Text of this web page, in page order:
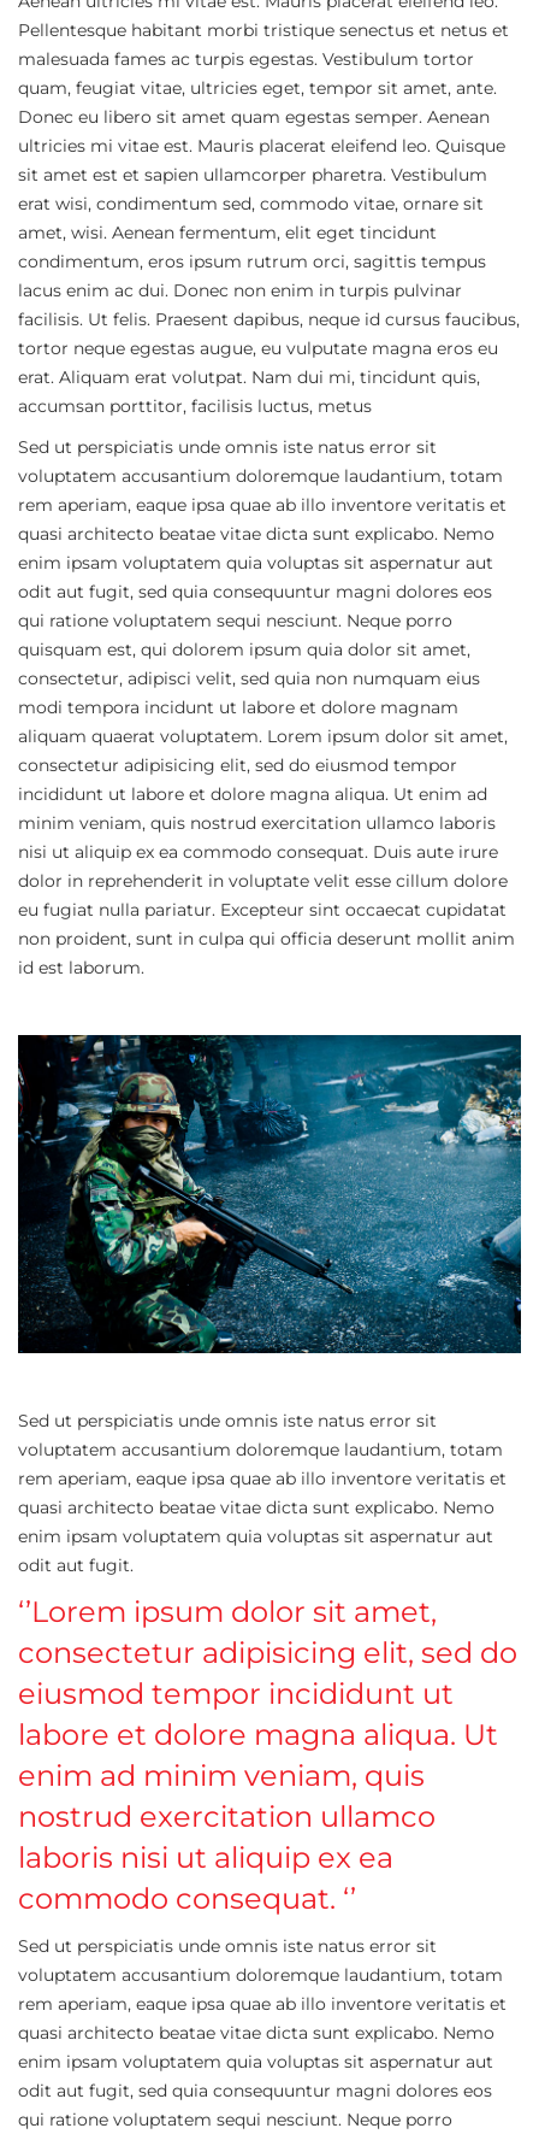
Pellentesque habitant morbi tristique senectus et netus et
malesuada fames ac turpis egestas. Vestibulum tortor
quam, feugiat vitae, ultricies eget, tempor sit amet, ante.
Donec eu libero sit amet quam egestas semper. Aenean
ultricies mi vitae est. Mauris placerat eleifend leo. Quisque
sit amet est et sapien ullamcorper pharetra. Vestibulum
erat wisi, condimentum sed, commodo vitae, ornare sit
amet, wisi. Aenean fermentum, elit eget tincidunt
condimentum, eros ipsum rutrum orci, sagittis tempus
lacus enim ac dui. Donec non enim in turpis pulvinar
facilisis. Ut felis. Praesent dapibus, neque id cursus faucibus,
tortor neque egestas augue, eu vulputate magna eros eu
erat. Aliquam erat volutpat. Nam dui mi, tincidunt quis,
accumsan porttitor, facilisis luctus, metus
Sed ut perspiciatis unde omnis iste natus error sit
voluptatem accusantium doloremque laudantium, totam
rem aperiam, eaque ipsa quae ab illo inventore veritatis et
quasi architecto beatae vitae dicta sunt explicabo. Nemo
enim ipsam voluptatem quia voluptas sit aspernatur aut
odit aut fugit, sed quia consequuntur magni dolores eos
qui ratione voluptatem sequi nesciunt. Neque porro
quisquam est, qui dolorem ipsum quia dolor sit amet,
consectetur, adipisci velit, sed quia non numquam eius
modi tempora incidunt ut labore et dolore magnam
aliquam quaerat voluptatem. Lorem ipsum dolor sit amet,
consectetur adipisicing elit, sed do eiusmod tempor
incididunt ut labore et dolore magna aliqua. Ut enim ad
minim veniam, quis nostrud exercitation ullamco laboris
nisi ut aliquip ex ea commodo consequat. Duis aute irure
dolor in reprehenderit in voluptate velit esse cillum dolore
eu fugiat nulla pariatur. Excepteur sint occaecat cupidatat
non proident, sunt in culpa qui officia deserunt mollit anim
id est laborum.
Sed ut perspiciatis unde omnis iste natus error sit
voluptatem accusantium doloremque laudantium, totam
rem aperiam, eaque ipsa quae ab illo inventore veritatis et
quasi architecto beatae vitae dicta sunt explicabo. Nemo
enim ipsam voluptatem quia voluptas sit aspernatur aut
odit aut fugit.
‘’Lorem ipsum dolor sit amet,
consectetur adipisicing elit, sed do
eiusmod tempor incididunt ut
labore et dolore magna aliqua. Ut
enim ad minim veniam, quis
nostrud exercitation ullamco
laboris nisi ut aliquip ex ea
commodo consequat. ‘’
Sed ut perspiciatis unde omnis iste natus error sit
voluptatem accusantium doloremque laudantium, totam
rem aperiam, eaque ipsa quae ab illo inventore veritatis et
quasi architecto beatae vitae dicta sunt explicabo. Nemo
enim ipsam voluptatem quia voluptas sit aspernatur aut
odit aut fugit, sed quia consequuntur magni dolores eos
qui ratione voluptatem sequi nesciunt. Neque porro